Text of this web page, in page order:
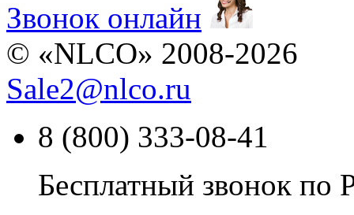
Звонок онлайн
© «NLCO» 2008-2026
Sale2@nlco.ru
8 (800) 333-08-41
Бесплатный звонок по